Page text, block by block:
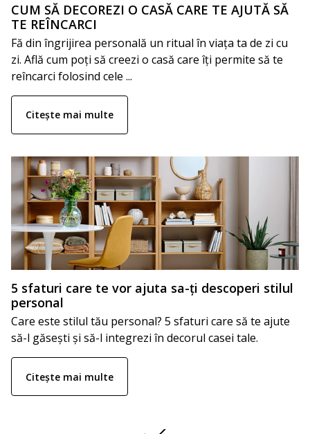
CUM SĂ DECOREZI O CASĂ CARE TE AJUTĂ SĂ
TE REÎNCARCI
Fă din îngrijirea personală un ritual în viața ta de zi cu
zi. Află cum poți să creezi o casă care îți permite să te
reîncarci folosind cele ...
Citește mai multe
5 sfaturi care te vor ajuta sa-ți descoperi stilul
personal
Care este stilul tău personal? 5 sfaturi care să te ajute
să-l găsești și să-l integrezi în decorul casei tale.
Citește mai multe